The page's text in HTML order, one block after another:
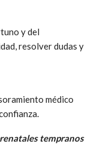
y del
resolver dudas y
médico
tempranos